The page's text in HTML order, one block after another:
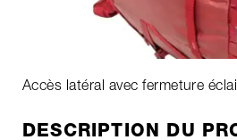
Accès latéral avec fermeture
DESCRIPTION DU